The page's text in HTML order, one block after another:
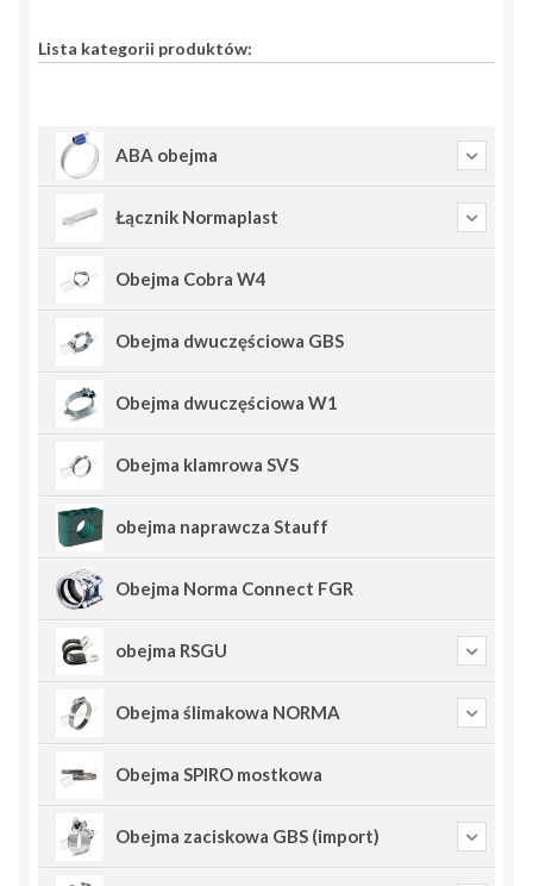
Lista kategorii produktów:
ABA obejma
Łącznik Normaplast
Obejma Cobra W4
Obejma dwuczęściowa GBS
Obejma dwuczęściowa W1
Obejma klamrowa SVS
obejma naprawcza Stauff
Obejma Norma Connect FGR
obejma RSGU
Obejma ślimakowa NORMA
Obejma SPIRO mostkowa
Obejma zaciskowa GBS (import)